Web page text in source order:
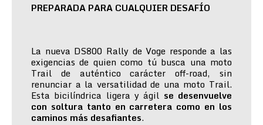
PREPARADA PARA CUALQUIER DESAFÍO
La nueva DS800 Rally de Voge responde a las
exigencias de quien como tú busca una moto
Trail de auténtico carácter off-road, sin
renunciar a la versatilidad de una moto Trail.
Esta bicilíndrica ligera y ágil se desenvuelve
con soltura tanto en carretera como en los
caminos más desafiantes.